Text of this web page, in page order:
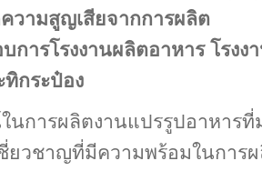
วามสูญเสียจากการผลิต
การโรงงานผลิตอาหาร โรงง
กระป๋อง
การผลิตงานแปรรูปอาหารที่
ยวชาญที่มีความพร้อมในการ